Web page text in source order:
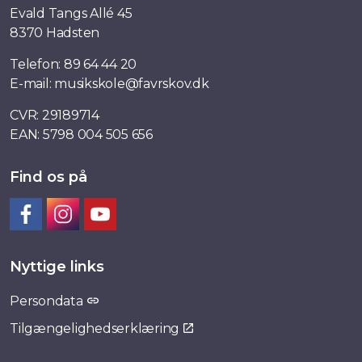
Evald Tangs Allé 45
8370 Hadsten
Telefon: 89 64 44 20
E-mail: musikskole@favrskov.dk
CVR: 29189714
EAN: 5798 004 505 656
Find os på
Nyttige links
Persondata
Tilgængelighedserklæring